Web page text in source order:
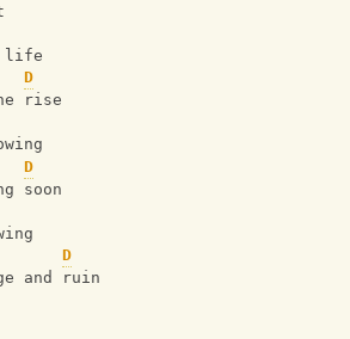
life
D
rise
D
soon
D
and ruin